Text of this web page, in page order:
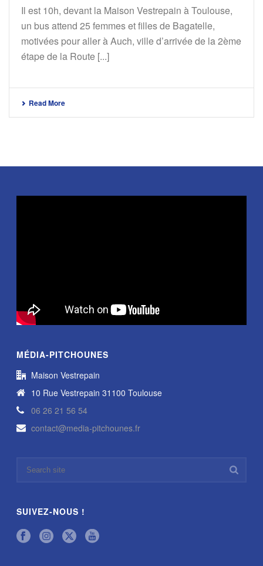
Il est 10h, devant la Maison Vestrepain à Toulouse,
un bus attend 25 femmes et filles de Bagatelle,
motivées pour aller à Auch, ville d’arrivée de la 2ème
étape de la Route [...]
Read More
MÉDIA-PITCHOUNES
Maison Vestrepain
10 Rue Vestrepain 31100 Toulouse
06 26 21 56 54
contact@media-pitchounes.fr
SUIVEZ-NOUS !